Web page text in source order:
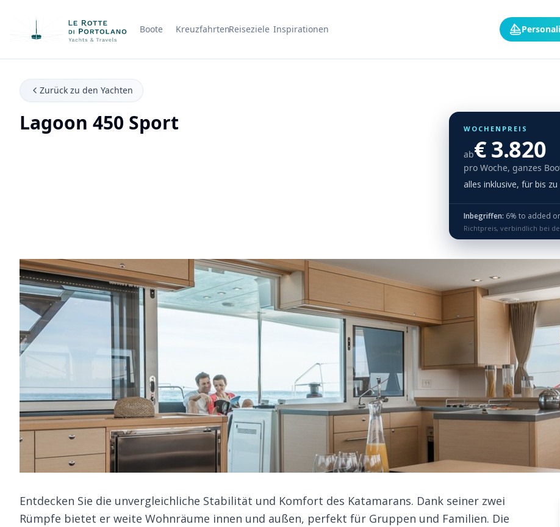
Firmenname Boote KreuzfahrtenReiseziele Inspirationen
Zurück zu den Yachten
Lagoon 450 Sport WOCHENPREIS
ab€ 3.820
pro Woche, ganzes
alles inklusive, für bis
Inbegriffen: 6% to added on
Richtpreis, verbindlich bei
Entdecken Sie die unvergleichliche Stabilität und Komfort des Katamarans. Dank seiner zwei
Rümpfe bietet er weite Wohnräume innen und außen, perfekt für Gruppen und Familien. Die